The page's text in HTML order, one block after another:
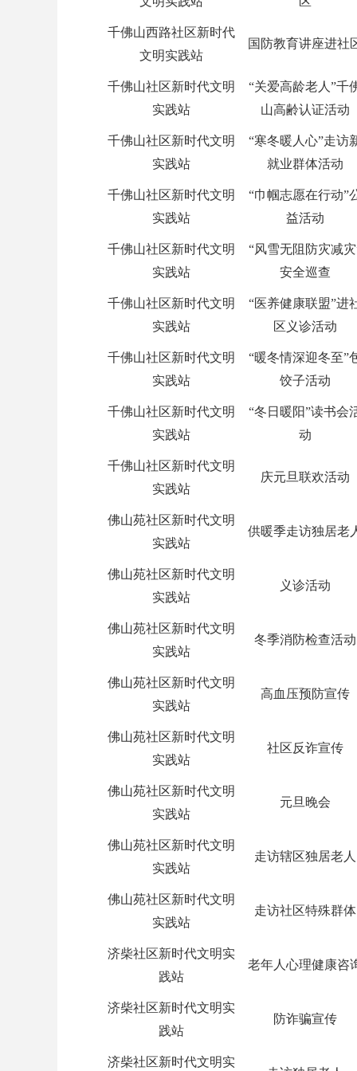
千佛山西路社区新时代
文明实践站
国防教育讲座进社
千佛山社区新时代文明
实践站
“关爱高龄老人”千
山高齢认证活动
千佛山社区新时代文明
实践站
“寒冬暖人心”走访
就业群体活动
千佛山社区新时代文明
实践站
“巾帼志愿在行动”
益活动
千佛山社区新时代文明
实践站
“风雪无阻防灾减灾
安全巡查
千佛山社区新时代文明
实践站
“医养健康联盟”进
区义诊活动
千佛山社区新时代文明
实践站
“暖冬情深迎冬至”
饺子活动
千佛山社区新时代文明
实践站
“冬日暖阳”读书会
动
千佛山社区新时代文明
实践站
庆元旦联欢活动
佛山苑社区新时代文明
实践站
供暖季走访独居老
佛山苑社区新时代文明
实践站
义诊活动
佛山苑社区新时代文明
实践站
冬季消防检查活动
佛山苑社区新时代文明
实践站
高血压预防宣传
佛山苑社区新时代文明
实践站
社区反诈宣传
佛山苑社区新时代文明
实践站
元旦晚会
佛山苑社区新时代文明
实践站
走访辖区独居老人
佛山苑社区新时代文明
实践站
走访社区特殊群体
济柴社区新时代文明实
践站
老年人心理健康咨
济柴社区新时代文明实
践站
防诈骗宣传
济柴社区新时代文明实